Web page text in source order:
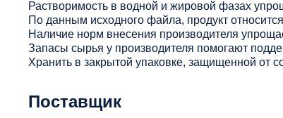
Растворимость в водной и жировой фазах
По данным исходного файла, продукт
Наличие норм внесения производителя
Запасы сырья у производителя помогают
Хранить в закрытой упаковке, защищенной от
Поставщик